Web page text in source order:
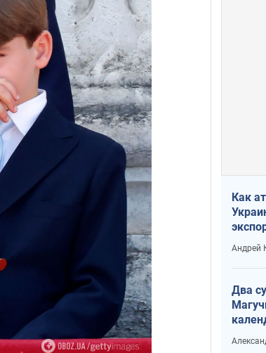
Как
Андрей
Два